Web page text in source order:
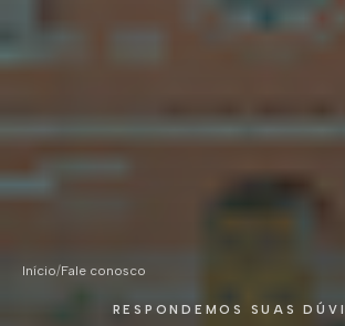
Início/Fale conosco
RESPONDEMOS SUAS